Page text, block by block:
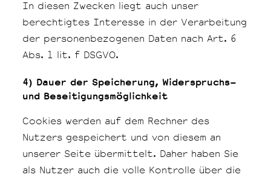
In diesen Zwecken liegt auch unser
berechtigtes Interesse in der Verarbeitung
der personenbezogenen Daten nach Art. 6
Abs. 1 lit. f DSGVO.
4) Dauer der Speicherung, Widerspruchs-
und Beseitigungsm​öglichkeit
Cookies werden auf dem Rechner des
Nutzers gespeichert und von diesem an
unserer Seite übermittelt. Daher haben Sie
als Nutzer auch die volle Kontrolle über die